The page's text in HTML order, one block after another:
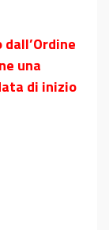
una
di inizio